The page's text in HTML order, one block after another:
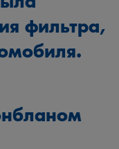
фильтра,